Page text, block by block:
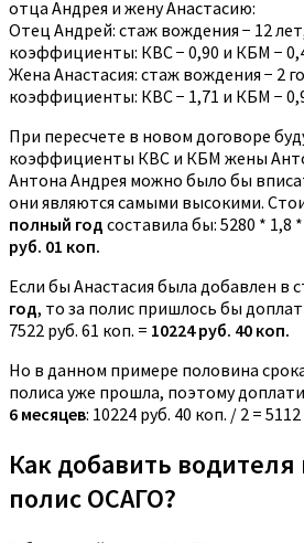
отца Андрея и жену Анастасию:
Отец Андрей: стаж вождения − 12
коэффициенты: КВС − 0,90 и КБМ −
Жена Анастасия: стаж вождения − 2
коэффициенты: КВС − 1,71 и КБМ −
При пересчете в новом договоре
коэффициенты КВС и КБМ жены
Антона Андрея можно было бы
они являются самыми высокими.
полный год составила бы: 5280 * 1,8
руб. 01 коп.
Если бы Анастасия была добавлен в
год, то за полис пришлось бы
7522 руб. 61 коп. = 10224 руб. 40 коп.
Но в данном примере половина
полиса уже прошла, поэтому
6 месяцев: 10224 руб. 40 коп. / 2 =
Как добавить
полис ОСАГО?